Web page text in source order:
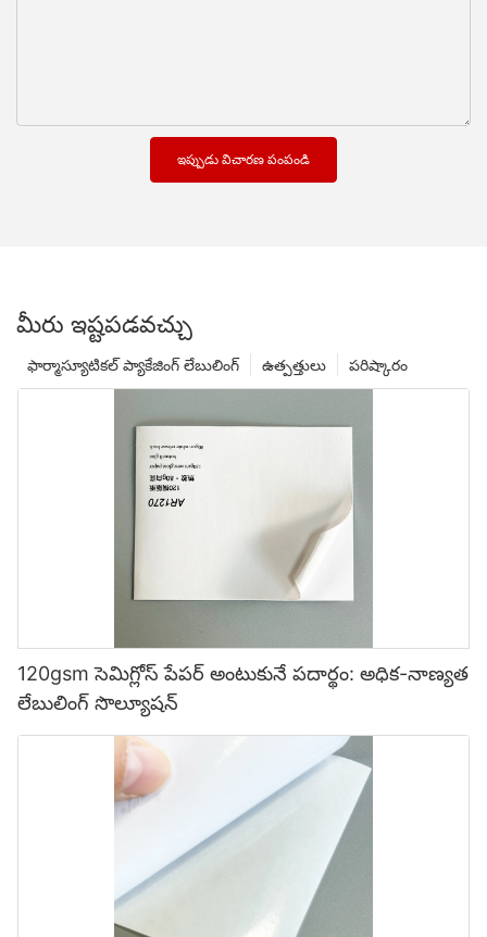
ఇప్పుడు విచారణ పంపండి
మీరు ఇష్టపడవచ్చు
పరిష్కారం
ఉత్పత్తులు
ఫార్మాస్యూటికల్ ప్యాకేజింగ్ లేబులింగ్
120gsm సెమిగ్లోస్ పేపర్ అంటుకునే పదార్థం: అధిక-నాణ్యత
లేబులింగ్ సొల్యూషన్